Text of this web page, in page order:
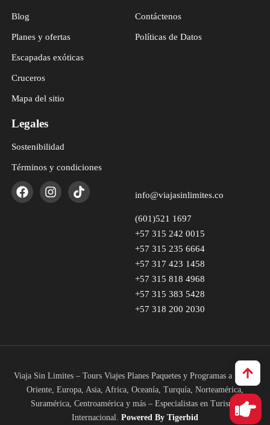
Blog
Planes y ofertas
Escapadas exóticas
Cruceros
Mapa del sitio
Contáctenos
Políticas de Datos
Legales
Sostenibilidad
Términos y condiciones
info@viajasinlimites.co
(601)521 1697
+57 315 242 0015
+57 315 235 6664
+57 317 423 1458
+57 315 818 4968
+57 315 383 5428
+57 318 200 2030
Viaja Sin Limites – Tours Viajes Planes Paquetes y Programas a Medio
Oriente, Europa, Asia, Africa, Oceanía, Turquía, Norteamérica,
Suramérica, Centroamérica y más – Especialistas en Turismo
Internacional. Powered By Tigerbid